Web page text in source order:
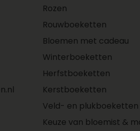
Rozen
Rouwboeketten
Bloemen met cadeau
Winterboeketten
Herfstboeketten
Kerstboeketten
Veld- en plukboeketten
Keuze van bloemist &